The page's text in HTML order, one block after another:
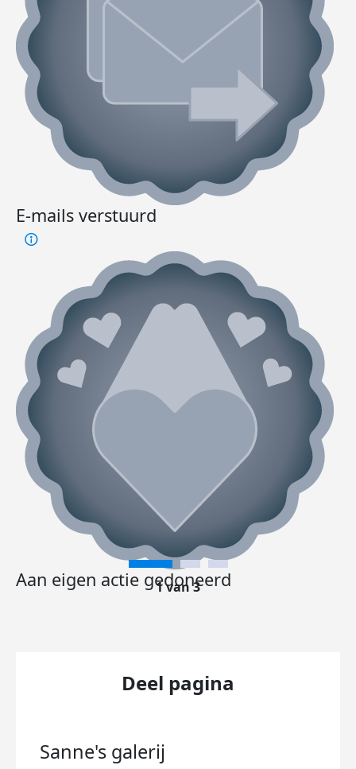
E-mails verstuurd
Aan eigen actie gedoneerd
1 van 3
Deel pagina
Sanne's galerij